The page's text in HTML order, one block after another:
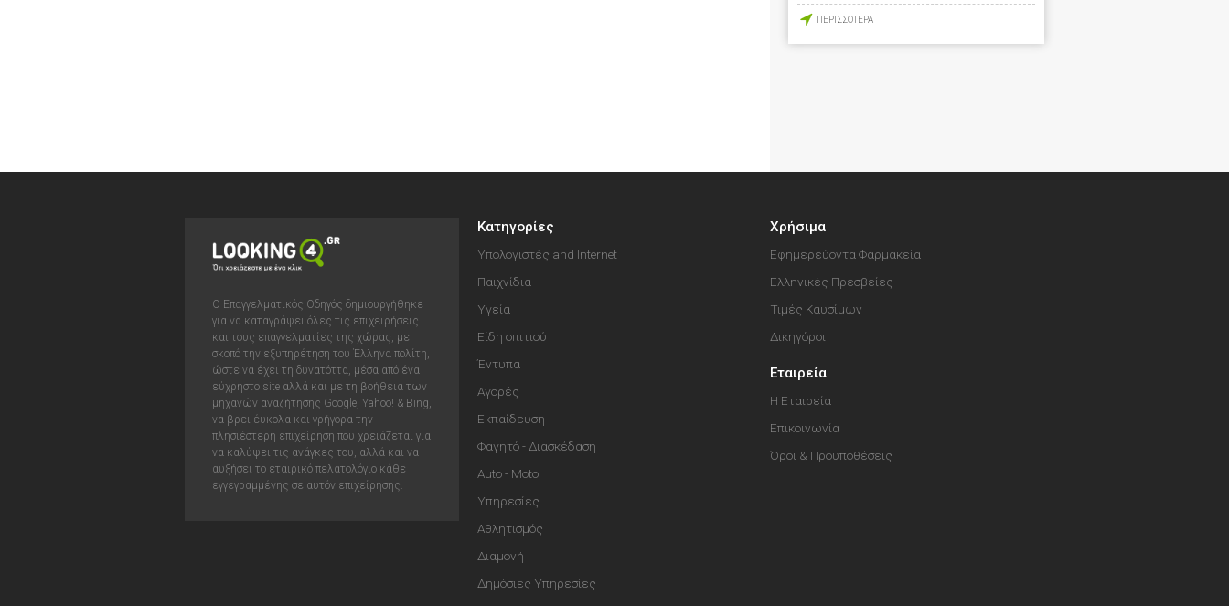
ΠΕΡΙΣΣΟΤΕΡΑ
Ο Επαγγελματικός Οδηγός δημιουργήθηκε
για να καταγράψει όλες τις επιχειρήσεις
και τους επαγγελματίες της χώρας, με
σκοπό την εξυπηρέτηση του Έλληνα πολίτη,
ώστε να έχει τη δυνατόττα, μέσα από ένα
εύχρηστο site αλλά και με τη βοήθεια των
μηχανών αναζήτησης Google, Yahoo! & Bing,
να βρει έυκολα και γρήγορα την
πλησιέστερη επιχείρηση που χρειάζεται για
να καλύψει τις ανάγκες του, αλλά και να
αυξήσει το εταιρικό πελατολόγιο κάθε
εγγεγραμμένης σε αυτόν επιχείρησης.
Κατηγορίες
Υπολογιστές and Internet
Παιχνίδια
Υγεία
Είδη σπιτιού
Έντυπα
Αγορές
Εκπαίδευση
Φαγητό - Διασκέδαση
Auto - Moto
Υπηρεσίες
Αθλητισμός
Διαμονή
Δημόσιες Υπηρεσίες
Χρήσιμα
Εφημερεύοντα Φαρμακεία
Ελληνικές Πρεσβείες
Τιμές Καυσίμων
Δικηγόροι
Εταιρεία
Η Εταιρεία
Επικοινωνία
Όροι & Προϋποθέσεις